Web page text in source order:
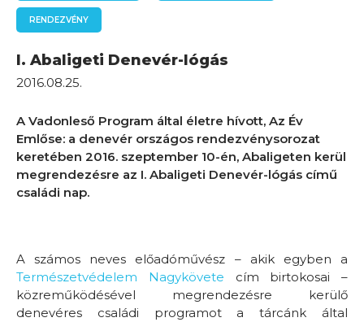
RENDEZVÉNY
I. Abaligeti Denevér-lógás
2016.08.25.
A Vadonleső Program által életre hívott, Az Év
Emlőse: a denevér országos rendezvénysorozat
keretében 2016. szeptember 10-én, Abaligeten kerül
megrendezésre az I. Abaligeti Denevér-lógás című
családi nap.
A számos neves előadóművész – akik egyben a
Természetvédelem Nagykövete cím birtokosai –
közreműködésével megrendezésre kerülő
denevéres családi programot a tárcánk által